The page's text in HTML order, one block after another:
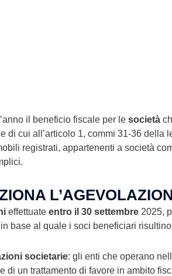
il beneficio fiscale per le società
di cui all’articolo 1, commi 31-36
registrati, appartenenti a società
effettuate entro il 30 settembre 2025,
base al quale i soci beneficiari
societarie: gli enti che operano
di un trattamento di favore in ambito